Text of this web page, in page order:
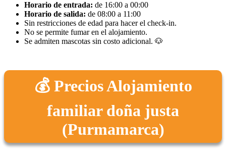
Horario de entrada: de 16:00 a 00:00
Horario de salida: de 08:00 a 11:00
Sin restricciones de edad para hacer el check-in.
No se permite fumar en el alojamiento.
Se admiten mascotas sin costo adicional. 🐶
💰 Precios Alojamiento
familiar doña justa
(Purmamarca)